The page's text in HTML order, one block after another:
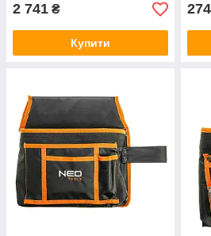
2 741 ₴
Купити
274